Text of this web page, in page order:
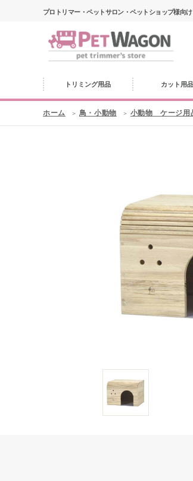
プロトリマー・ペットサロン・ペットショップ様向
トリミング用品 カット用品
ホーム 鳥・小動物 小動物 ケージ用